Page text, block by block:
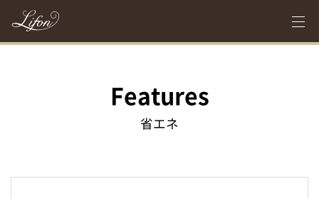
Features
省エネ